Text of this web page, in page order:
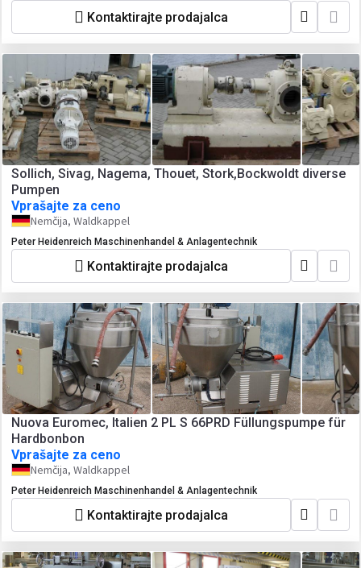
Kontaktirajte prodajalca
Sollich, Sivag, Nagema, Thouet, Stork,Bockwoldt diverse
Pumpen
Vprašajte za ceno
Nemčija, Waldkappel
Peter Heidenreich Maschinenhandel & Anlagentechnik
Kontaktirajte prodajalca
Nuova Euromec, Italien 2 PL S 66PRD Füllungspumpe für
Hardbonbon
Vprašajte za ceno
Nemčija, Waldkappel
Peter Heidenreich Maschinenhandel & Anlagentechnik
Kontaktirajte prodajalca